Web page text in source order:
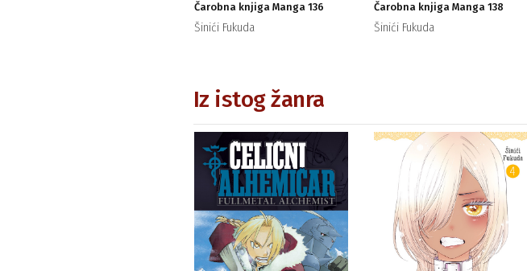
Čarobna knjiga Manga 136
Šinići Fukuda
Čarobna knjiga Manga 138
Šinići Fukuda
Iz istog žanra